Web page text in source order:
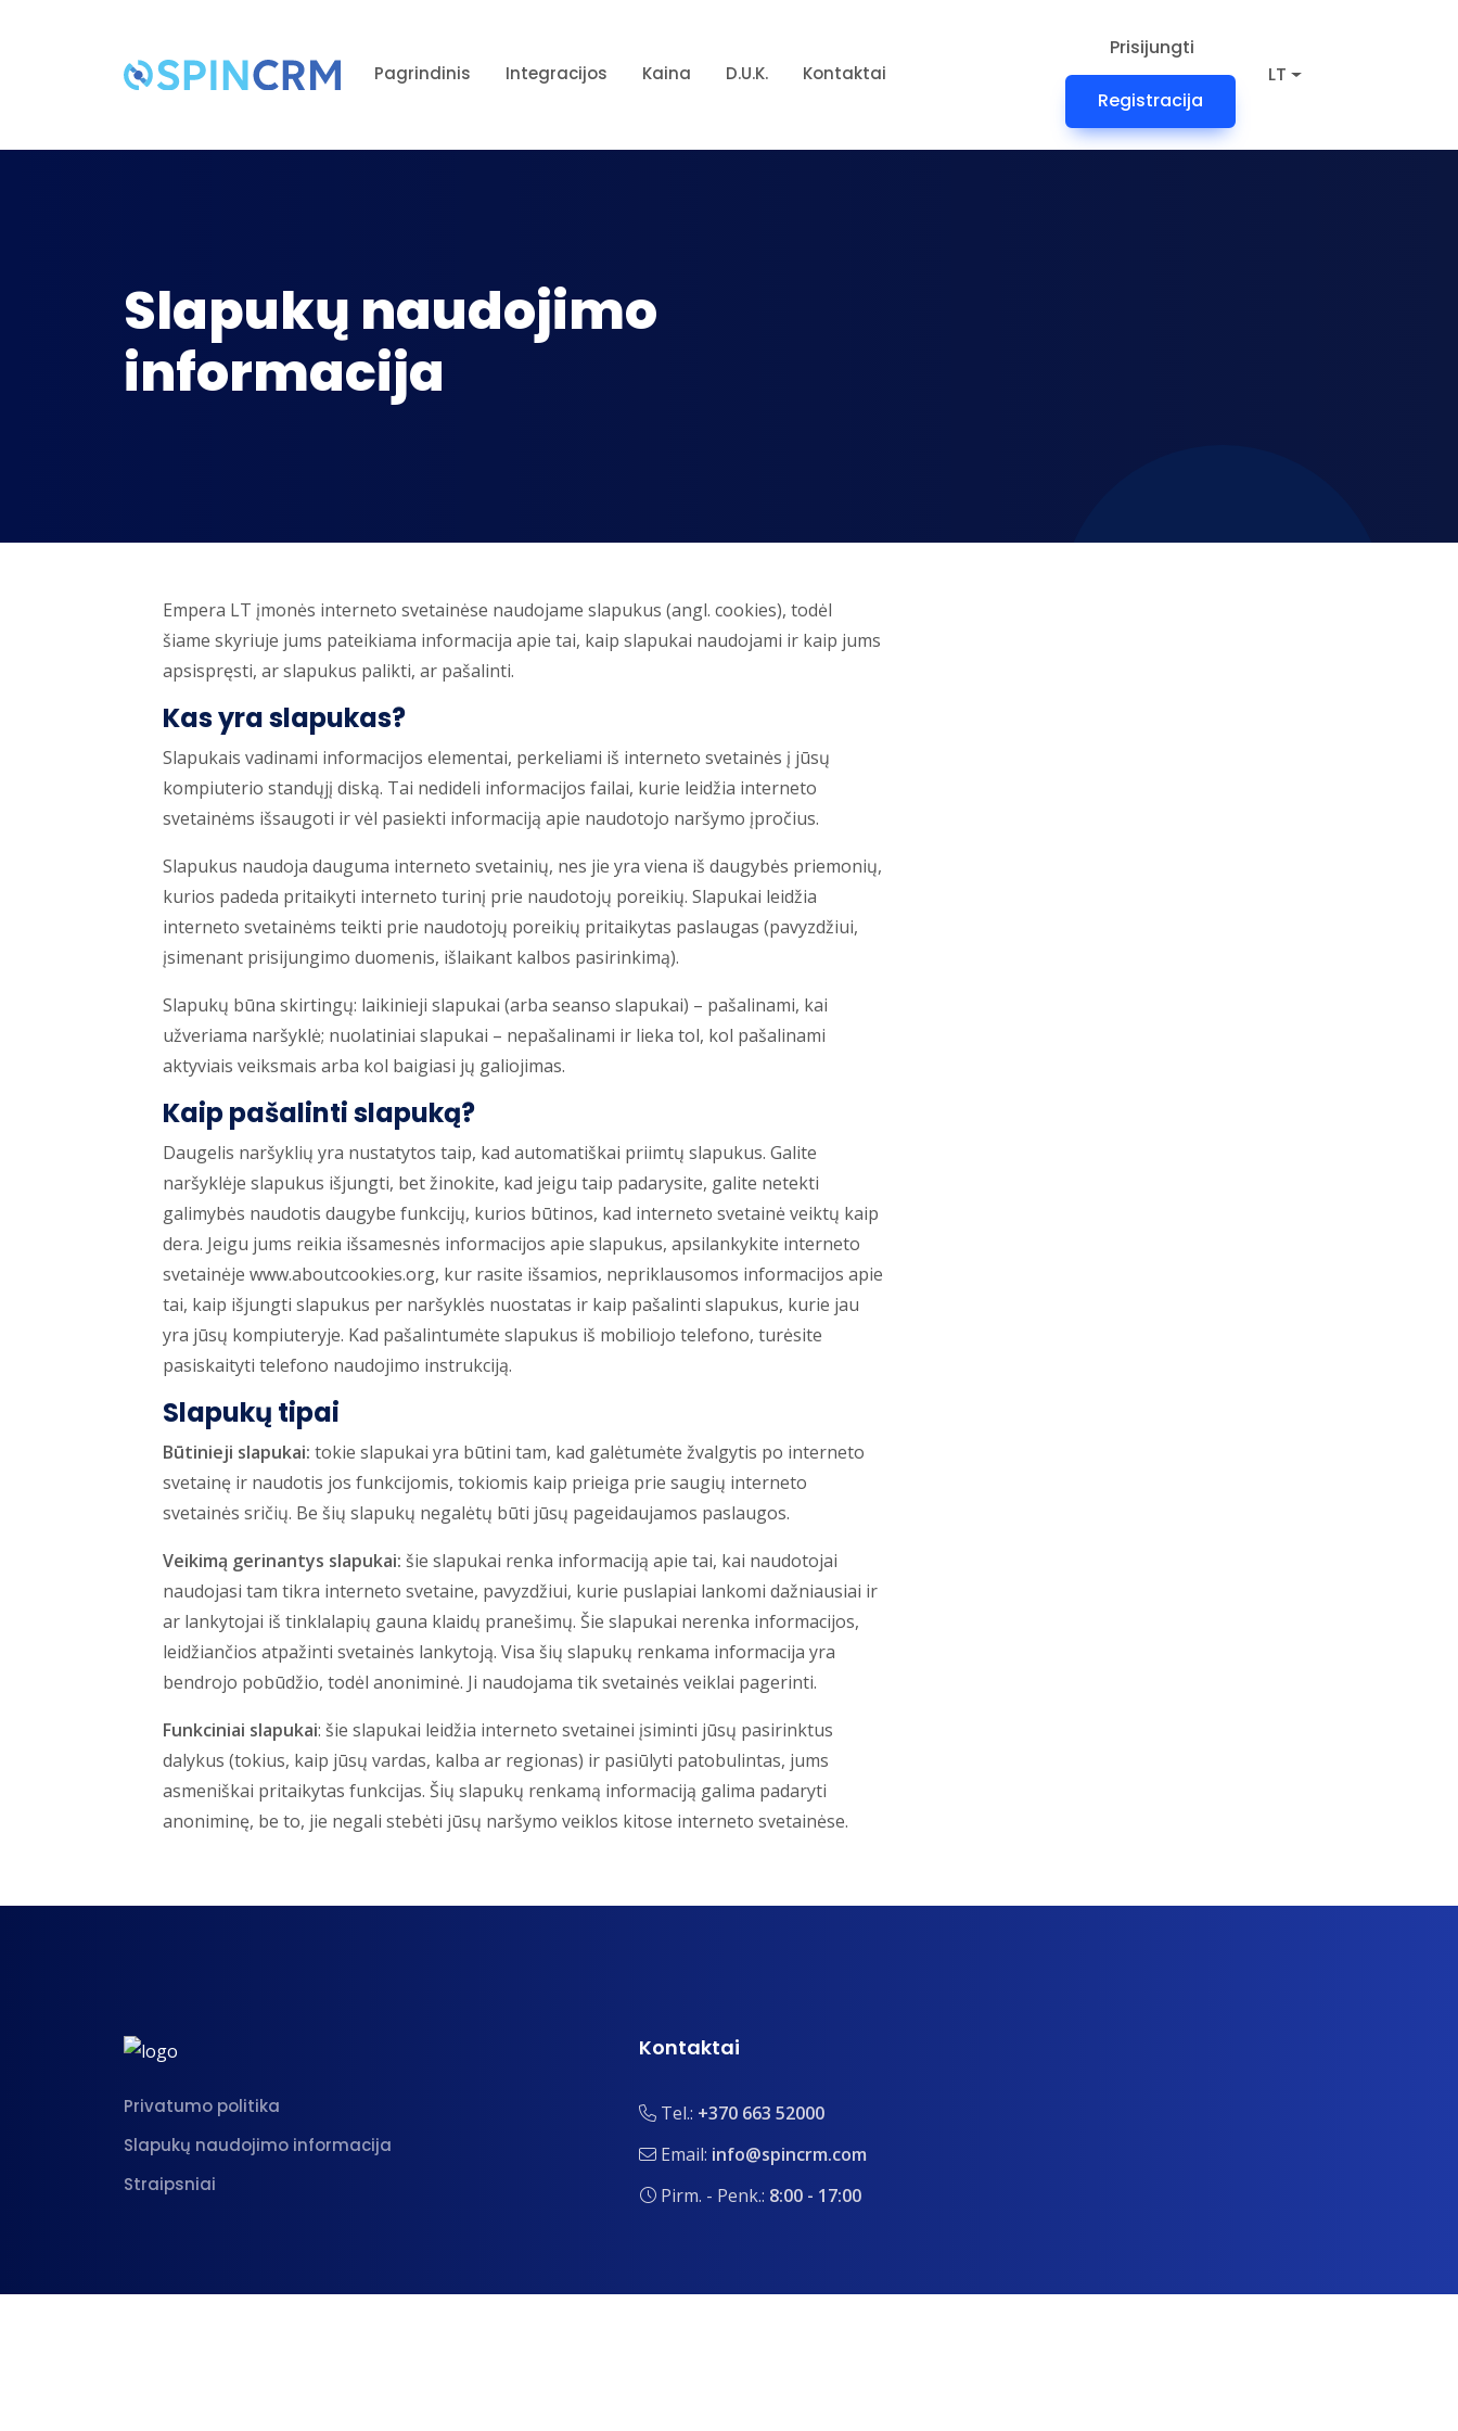
Pagrindinis Integracijos Kaina D.U.K. Kontaktai
Prisijungti
Registracija
LT
Slapukų naudojimo
informacija
Empera LT įmonės interneto svetainėse naudojame slapukus (angl. cookies), todėl
šiame skyriuje jums pateikiama informacija apie tai, kaip slapukai naudojami ir kaip jums
apsispręsti, ar slapukus palikti, ar pašalinti.
Kas yra slapukas?
Slapukais vadinami informacijos elementai, perkeliami iš interneto svetainės į jūsų
kompiuterio standųjį diską. Tai nedideli informacijos failai, kurie leidžia interneto
svetainėms išsaugoti ir vėl pasiekti informaciją apie naudotojo naršymo įpročius.
Slapukus naudoja dauguma interneto svetainių, nes jie yra viena iš daugybės priemonių,
kurios padeda pritaikyti interneto turinį prie naudotojų poreikių. Slapukai leidžia
interneto svetainėms teikti prie naudotojų poreikių pritaikytas paslaugas (pavyzdžiui,
įsimenant prisijungimo duomenis, išlaikant kalbos pasirinkimą).
Slapukų būna skirtingų: laikinieji slapukai (arba seanso slapukai) – pašalinami, kai
užveriama naršyklė; nuolatiniai slapukai – nepašalinami ir lieka tol, kol pašalinami
aktyviais veiksmais arba kol baigiasi jų galiojimas.
Kaip pašalinti slapuką?
Daugelis naršyklių yra nustatytos taip, kad automatiškai priimtų slapukus. Galite
naršyklėje slapukus išjungti, bet žinokite, kad jeigu taip padarysite, galite netekti
galimybės naudotis daugybe funkcijų, kurios būtinos, kad interneto svetainė veiktų kaip
dera. Jeigu jums reikia išsamesnės informacijos apie slapukus, apsilankykite interneto
svetainėje www.aboutcookies.org, kur rasite išsamios, nepriklausomos informacijos apie
tai, kaip išjungti slapukus per naršyklės nuostatas ir kaip pašalinti slapukus, kurie jau
yra jūsų kompiuteryje. Kad pašalintumėte slapukus iš mobiliojo telefono, turėsite
pasiskaityti telefono naudojimo instrukciją.
Slapukų tipai
Būtinieji slapukai: tokie slapukai yra būtini tam, kad galėtumėte žvalgytis po interneto
svetainę ir naudotis jos funkcijomis, tokiomis kaip prieiga prie saugių interneto
svetainės sričių. Be šių slapukų negalėtų būti jūsų pageidaujamos paslaugos.
Veikimą gerinantys slapukai: šie slapukai renka informaciją apie tai, kai naudotojai
naudojasi tam tikra interneto svetaine, pavyzdžiui, kurie puslapiai lankomi dažniausiai ir
ar lankytojai iš tinklalapių gauna klaidų pranešimų. Šie slapukai nerenka informacijos,
leidžiančios atpažinti svetainės lankytoją. Visa šių slapukų renkama informacija yra
bendrojo pobūdžio, todėl anoniminė. Ji naudojama tik svetainės veiklai pagerinti.
Funkciniai slapukai: šie slapukai leidžia interneto svetainei įsiminti jūsų pasirinktus
dalykus (tokius, kaip jūsų vardas, kalba ar regionas) ir pasiūlyti patobulintas, jums
asmeniškai pritaikytas funkcijas. Šių slapukų renkamą informaciją galima padaryti
anoniminę, be to, jie negali stebėti jūsų naršymo veiklos kitose interneto svetainėse.
Privatumo politika
Slapukų naudojimo informacija
Straipsniai
Kontaktai
Tel.: +370 663 52000
Email: info@spincrm.com
Pirm. - Penk.: 8:00 - 17:00